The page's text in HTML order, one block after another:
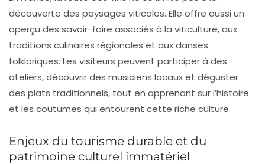
découverte des paysages viticoles. Elle offre aussi un
aperçu des savoir-faire associés à la viticulture, aux
traditions culinaires régionales et aux danses
folkloriques. Les visiteurs peuvent participer à des
ateliers, découvrir des musiciens locaux et déguster
des plats traditionnels, tout en apprenant sur l’histoire
et les coutumes qui entourent cette riche culture.
Enjeux du tourisme durable et du
patrimoine culturel immatériel